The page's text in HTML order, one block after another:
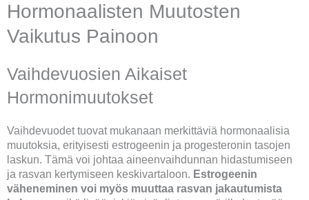
Hormonaalisten Muutosten
Vaikutus Painoon
Vaihdevuosien Aikaiset
Hormonimuutokset
Vaihdevuodet tuovat mukanaan merkittäviä hormonaalisia
muutoksia, erityisesti estrogeenin ja progesteronin tasojen
laskun. Tämä voi johtaa aineenvaihdunnan hidastumiseen
ja rasvan kertymiseen keskivartaloon. Estrogeenin
väheneminen voi myös muuttaa rasvan jakautumista